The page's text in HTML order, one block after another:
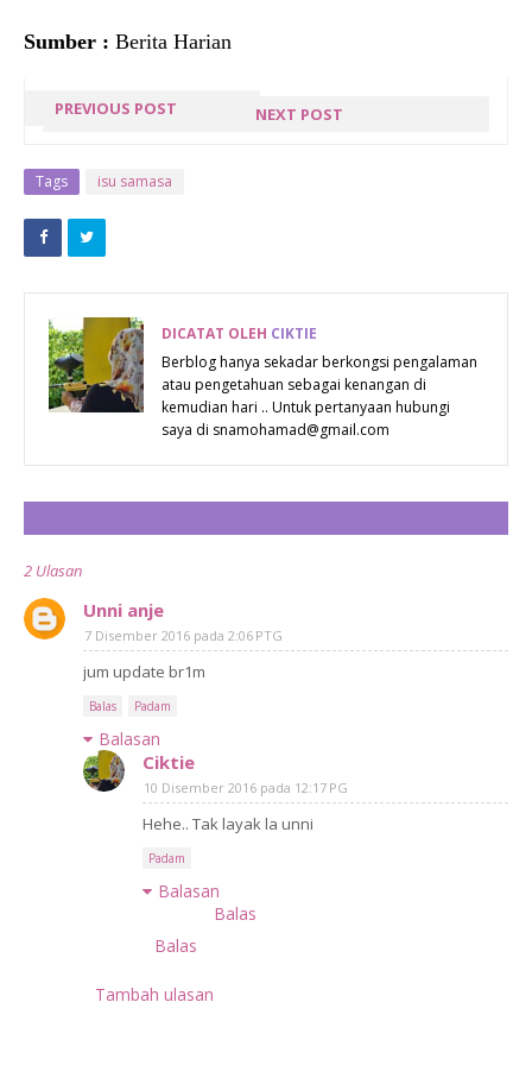
Sumber : Berita Harian
PREVIOUS POST
CUTI
PERISTIWA
NEXT POST
Tags isu samasa
DICATAT OLEH CIKTIE
Berblog hanya sekadar berkongsi pengalaman
atau pengetahuan sebagai kenangan di
kemudian hari .. Untuk pertanyaan hubungi
saya di snamohamad@gmail.com
2 Ulasan
Unni anje
7 Disember 2016 pada 2:06 PTG
jum update br1m
Balas Padam
Balasan
Ciktie
10 Disember 2016 pada 12:17 PG
Hehe.. Tak layak la unni
Padam
Balasan
Balas
Balas
Tambah ulasan